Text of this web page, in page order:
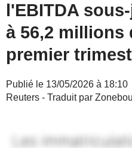
l'EBITDA
à 56,2 millions
premier
Publié le 13/05/2026 à 18:10
Reuters - Traduit par